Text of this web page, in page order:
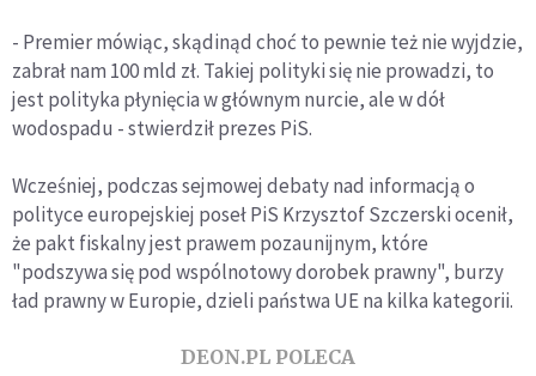
- Premier mówiąc, skądinąd choć to pewnie też nie wyjdzie,
zabrał nam 100 mld zł. Takiej polityki się nie prowadzi, to
jest polityka płynięcia w głównym nurcie, ale w dół
wodospadu - stwierdził prezes PiS.
Wcześniej, podczas sejmowej debaty nad informacją o
polityce europejskiej poseł PiS Krzysztof Szczerski ocenił,
że pakt fiskalny jest prawem pozaunijnym, które
"podszywa się pod wspólnotowy dorobek prawny", burzy
ład prawny w Europie, dzieli państwa UE na kilka kategorii.
DEON.PL POLECA